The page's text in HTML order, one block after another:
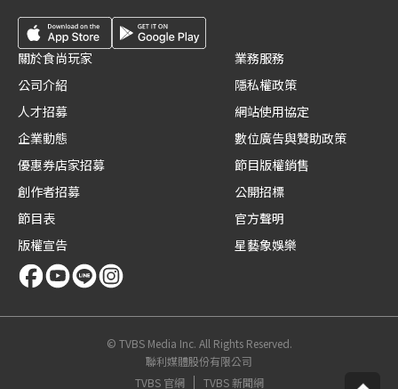
關於食尚玩家
公司介紹
人才招募
企業動態
優惠券店家招募
創作者招募
節目表
版權宣告
業務服務
隱私權政策
網站使用協定
數位廣告與贊助政策
節目版權銷售
公開招標
官方聲明
星藝象娛樂
© TVBS Media Inc. All Rights Reserved.
聯利媒體股份有限公司
TVBS 官網
TVBS 新聞網